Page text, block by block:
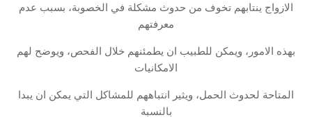
الازواج ينتابهم تخوف من حدوث مشكلة في الخصوبة، بسبب عدم
معرفتهم
بهذه الامور، ويمكن للطبيب ان يطمئنهم خلال الفحص، ويوضح لهم
الامكانيات
المتاحة لحدوث الحمل، ويثير انتباههم للمشاكل التي يمكن ان يبدا
بالنسبة